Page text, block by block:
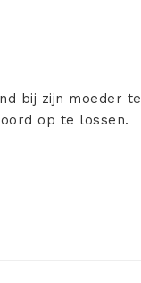
bij zijn moeder te
op te lossen.